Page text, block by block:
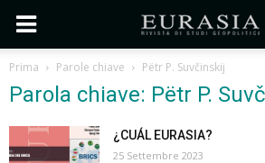
Prima Parole chiave Pëtr P. Suvčinskij
Parola chiave: Pëtr P.
¿CUÁL EURASIA?
25 Settembre 2023